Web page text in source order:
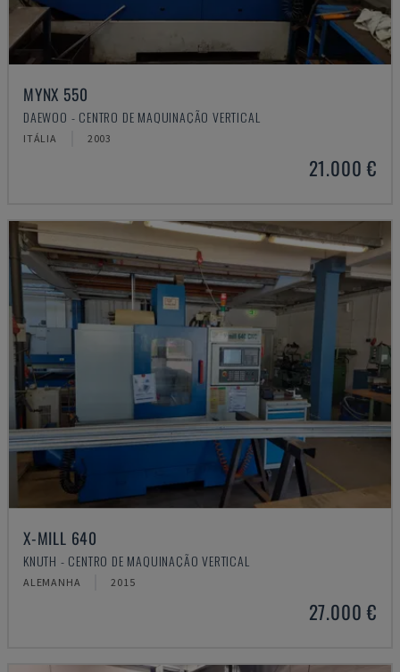
MYNX 550
DAEWOO - CENTRO DE MAQUINAÇÃO VERTICAL
ITÁLIA 2003
21.000 €
X-MILL 640
KNUTH - CENTRO DE MAQUINAÇÃO VERTICAL
ALEMANHA 2015
27.000 €